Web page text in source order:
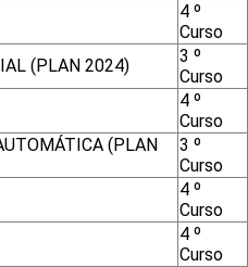
4 º
Curso
(PLAN 2024)
3 º
Curso
4 º
Curso
(PLAN
3 º
Curso
4 º
Curso
4 º
Curso